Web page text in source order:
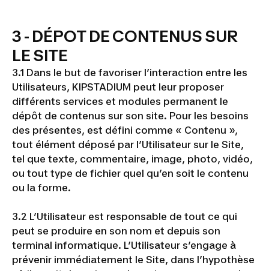
3 - DÉPOT DE CONTENUS SUR
LE SITE
3.1 Dans le but de favoriser l’interaction entre les
Utilisateurs, KIPSTADIUM peut leur proposer
différents services et modules permanent le
dépôt de contenus sur son site. Pour les besoins
des présentes, est défini comme « Contenu »,
tout élément déposé par l’Utilisateur sur le Site,
tel que texte, commentaire, image, photo, vidéo,
ou tout type de fichier quel qu’en soit le contenu
ou la forme.
3.2 L’Utilisateur est responsable de tout ce qui
peut se produire en son nom et depuis son
terminal informatique. L’Utilisateur s’engage à
prévenir immédiatement le Site, dans l’hypothèse